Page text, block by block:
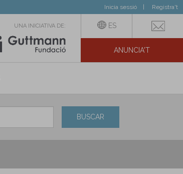
Inicia sessió Registra't
UNA INICIATIVA DE: ES
ANUNCIA'T
BUSCAR